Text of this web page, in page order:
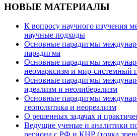
НОВЫЕ МАТЕРИАЛЫ
К вопросу научного изучения
научные подходы
Основные парадигмы
парадигма
Основные парадигмы
неомарксизм и мир-системный
Основные парадигмы
идеализм и неолиберализм
Основные парадигмы
геополитика и неореализм
О решенных задачах и
Ведущие ученые и аналитики